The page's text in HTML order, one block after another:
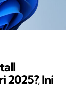
2025?, Ini